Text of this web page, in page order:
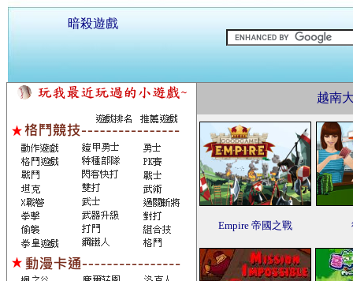
暗殺遊戲
越南
Empire 帝國之戰